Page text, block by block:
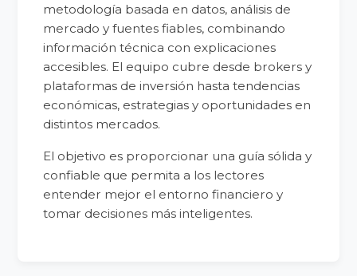
metodología basada en datos, análisis de
mercado y fuentes fiables, combinando
información técnica con explicaciones
accesibles. El equipo cubre desde brokers y
plataformas de inversión hasta tendencias
económicas, estrategias y oportunidades en
distintos mercados.
El objetivo es proporcionar una guía sólida y
confiable que permita a los lectores
entender mejor el entorno financiero y
tomar decisiones más inteligentes.